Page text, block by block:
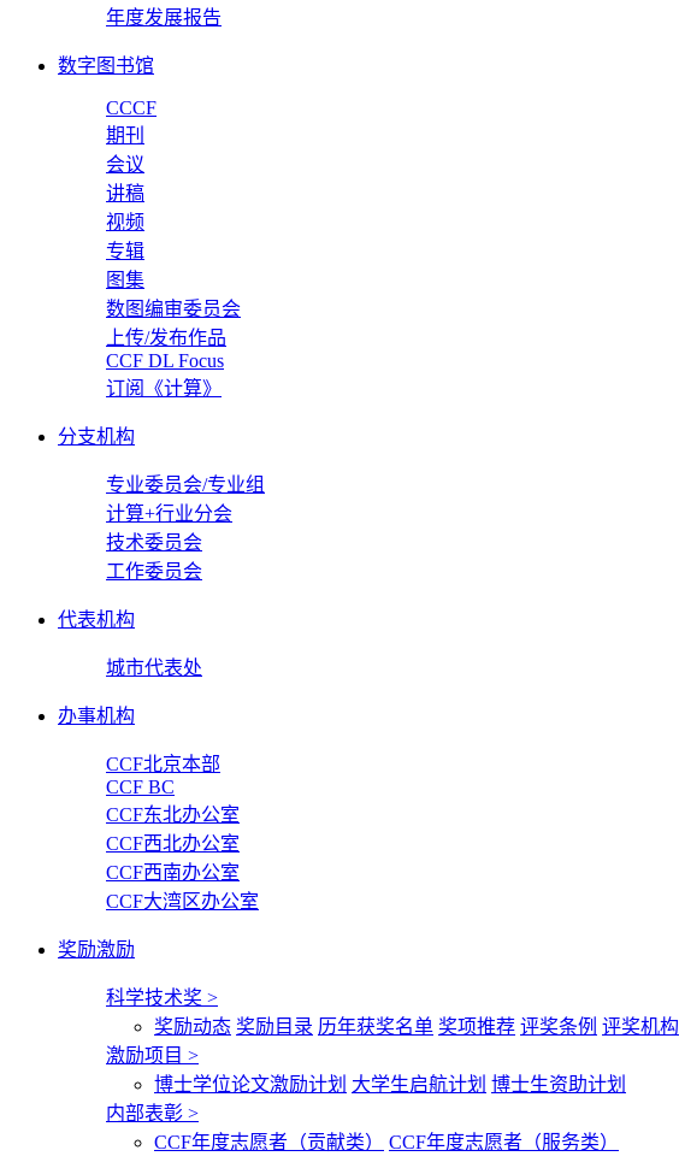
年度发展报告
数字图书馆
CCCF
期刊
会议
讲稿
视频
专辑
图集
数图编审委员会
上传/发布作品
CCF DL Focus
订阅《计算》
分支机构
专业委员会/专业组
计算+行业分会
技术委员会
工作委员会
代表机构
城市代表处
办事机构
CCF北京本部
CCF BC
CCF东北办公室
CCF西北办公室
CCF西南办公室
CCF大湾区办公室
奖励激励
科学技术奖 >
奖励动态 奖励目录 历年获奖名单 奖项推荐 评奖条例 评奖机构
激励项目 >
博士学位论文激励计划 大学生启航计划 博士生资助计划
内部表彰 >
CCF年度志愿者（贡献类）
CCF年度志愿者（服务类）